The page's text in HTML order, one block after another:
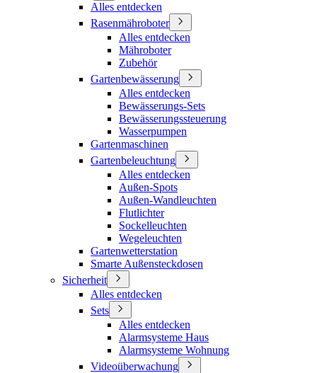
Alles entdecken
Rasenmähroboter
Alles entdecken
Mähroboter
Zubehör
Gartenbewässerung
Alles entdecken
Bewässerungs-Sets
Bewässerungssteuerung
Wasserpumpen
Gartenmaschinen
Gartenbeleuchtung
Alles entdecken
Außen-Spots
Außen-Wandleuchten
Flutlichter
Sockelleuchten
Wegeleuchten
Gartenwetterstation
Smarte Außensteckdosen
Sicherheit
Alles entdecken
Sets
Alles entdecken
Alarmsysteme Haus
Alarmsysteme Wohnung
Videoüberwachung